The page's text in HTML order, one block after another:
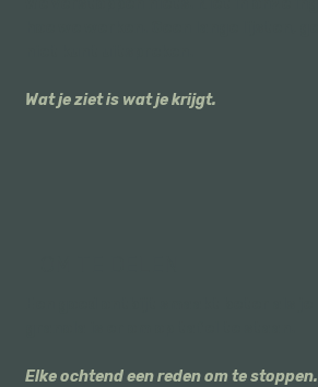
Wat je ziet is wat je krijgt.
Elke ochtend een reden om te stoppen.